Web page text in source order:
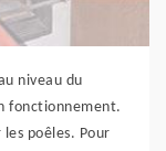
niveau du
fonctionnement.
poêles. Pour